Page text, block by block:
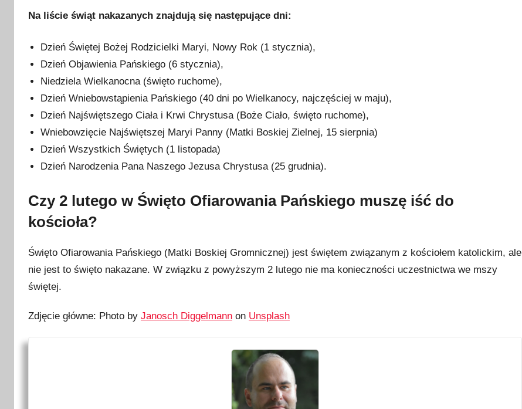
w
n
y
c
z
i
2
2
3
Na liście świąt nakazanych znajdują się następujące dni:
Dzień Świętej Bożej Rodzicielki Maryi, Nowy Rok (1 stycznia),
Dzień Objawienia Pańskiego (6 stycznia),
Niedziela Wielkanocna (święto ruchome),
Dzień Wniebowstąpienia Pańskiego (40 dni po Wielkanocy, najczęściej w maju),
Dzień Najświętszego Ciała i Krwi Chrystusa (Boże Ciało, święto ruchome),
Wniebowzięcie Najświętszej Maryi Panny (Matki Boskiej Zielnej, 15 sierpnia)
Dzień Wszystkich Świętych (1 listopada)
Dzień Narodzenia Pana Naszego Jezusa Chrystusa (25 grudnia).
Czy 2 lutego w Święto Ofiarowania Pańskiego muszę iść do
kościoła?
Święto Ofiarowania Pańskiego (Matki Boskiej Gromnicznej) jest świętem związanym z kościołem katolickim, ale
nie jest to święto nakazane. W związku z powyższym 2 lutego nie ma konieczności uczestnictwa we mszy
świętej.
Zdjęcie główne: Photo by Janosch Diggelmann on Unsplash